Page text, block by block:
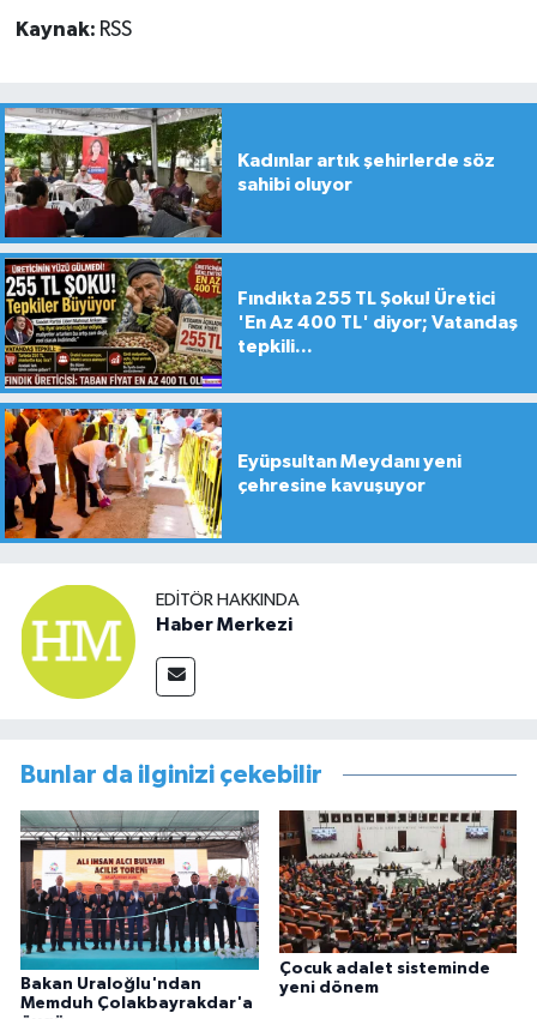
Kaynak: RSS
Kadınlar artık şehirlerde söz
sahibi oluyor
Fındıkta 255 TL Şoku! Üretici
'En Az 400 TL' diyor; Vatandaş
tepkili...
Eyüpsultan Meydanı yeni
çehresine kavuşuyor
EDITÖR HAKKINDA
Haber Merkezi
Bunlar da ilginizi çekebilir
Bakan Uraloğlu'ndan
Memduh Çolakbayrakdar'a
Çocuk adalet sisteminde
yeni dönem